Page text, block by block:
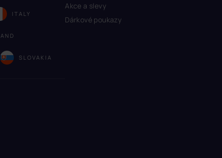
ITALY
SLOVAKIA
Akce a slevy
Dárkové poukazy